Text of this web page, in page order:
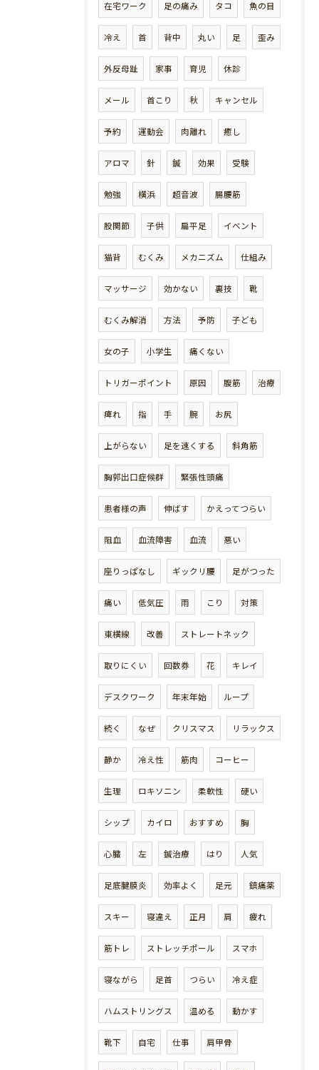
在宅ワーク 足の痛み タコ 魚の目
冷え 首 背中 丸い 足 歪み
外反母趾 家事 育児 休診
メール 首こり 秋 キャンセル
予約 運動会 肉離れ 癒し
アロマ 針 鍼 効果 受験
勉強 横浜 超音波 腸腰筋
股関節 子供 扁平足 イベント
猫背 むくみ メカニズム 仕組み
マッサージ 効かない 裏技 靴
むくみ解消 方法 予防 子ども
女の子 小学生 痛くない
トリガーポイント 原因 腹筋 治療
痺れ 指 手 腕 お尻
上がらない 足を速くする 斜角筋
胸郭出口症候群 緊張性頭痛
患者様の声 伸ばす かえってつらい
阻血 血流障害 血流 悪い
座りっぱなし ギックリ腰 足がつった
痛い 低気圧 雨 こり 対策
東横線 改善 ストレートネック
取りにくい 回数券 花 キレイ
デスクワーク 年末年始 ループ
続く なぜ クリスマス リラックス
静か 冷え性 筋肉 コーヒー
生理 ロキソニン 柔軟性 硬い
シップ カイロ おすすめ 胸
心臓 左 鍼治療 はり 人気
足底腱膜炎 効率よく 足元 鎮痛薬
スキー 寝違え 正月 肩 疲れ
筋トレ ストレッチポール スマホ
寝ながら 足首 つらい 冷え症
ハムストリングス 温める 動かす
靴下 自宅 仕事 肩甲骨